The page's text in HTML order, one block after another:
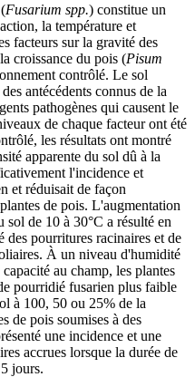
Fusarium spp.) constitue un
la température et
facteurs sur la gravité des
croissance du pois (Pisum
contrôlé. Le sol
antécédents connus de la
pathogènes qui causent le
de chaque facteur ont été
les résultats ont montré
apparente du sol dû à la
l'incidence et
et réduisait de façon
de pois. L'augmentation
sol de 10 à 30°C a résulté en
des pourritures racinaires et de
À un niveau d'humidité
au champ, les plantes
pourridié fusarien plus faible
à 100, 50 ou 25% de la
de pois soumises à des
une incidence et une
accrues lorsque la durée de
jours.